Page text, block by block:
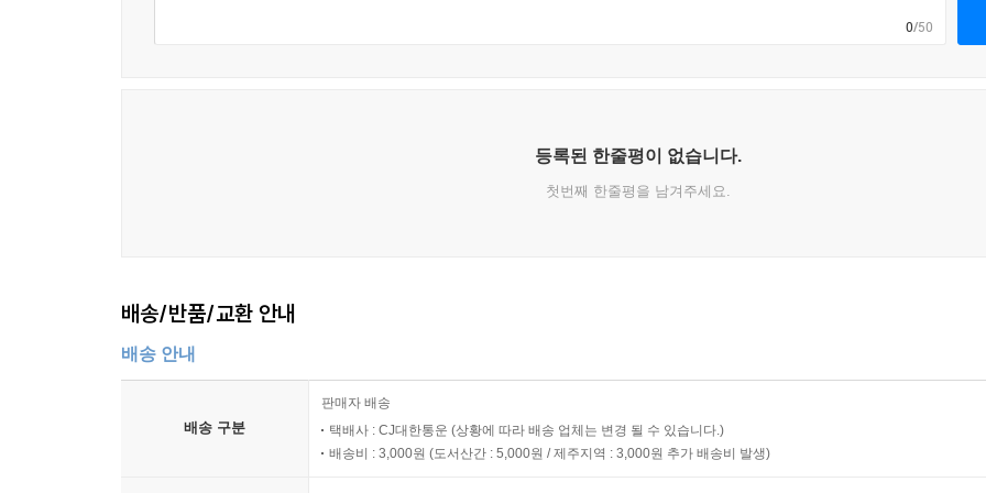
0/50
등록된 한줄평이 없습니다.
첫번째 한줄평을 남겨주세요.
배송/반품/교환 안내
배송 안내
배송 구분
판매자 배송
택배사 : CJ대한통운 (상황에 따라 배송 업체는 변경 될 수 있습니다.)
배송비 : 3,000원 (도서산간 : 5,000원 제주지역 : 3,000원 추가 배송비 발생)